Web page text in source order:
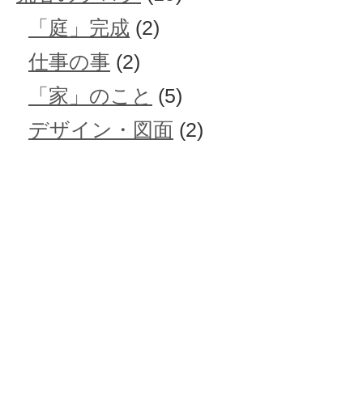
「庭」完成 (2)
仕事の事 (2)
「家」のこと (5)
デザイン・図面 (2)